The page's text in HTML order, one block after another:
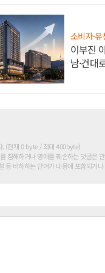
소비자·유
이부진
남·건대
. (현재 0 byte / 최대 400byte)
침해하거나 명예를 훼손하는 댓글은
등 비하하는 단어가 내용에 포함되거